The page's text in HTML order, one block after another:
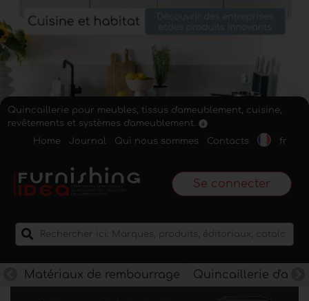
Quincaillerie pour meubles, tissus d'ameublement, cuisine,
revêtements et systèmes d'ameublement.
Home
Journal Qui nous sommes Contacts fr
Se connecter
Matériaux de rembourrage Quincaillerie